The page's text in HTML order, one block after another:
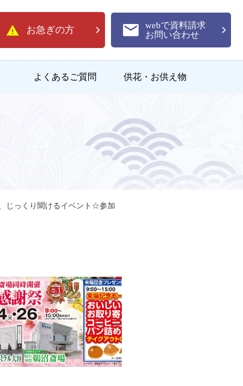
お急ぎの方
webで資料請求
お問い合わせ
よくあるご質問 供花・お供え物
じっくり聞けるイベント☆参加